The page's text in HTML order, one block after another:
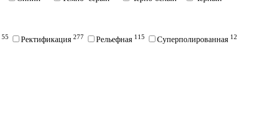
55 Ректификация 277 Рельефная 115 Суперполированная 12